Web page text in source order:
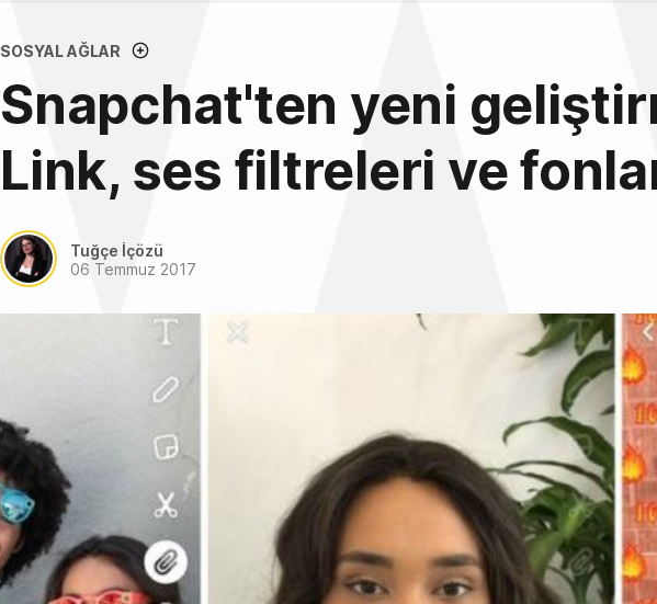
SOSYAL AĞLAR
Snapchat'ten yeni
Link, ses filtreleri ve
Tuğçe İçözü
06 Temmuz 2017